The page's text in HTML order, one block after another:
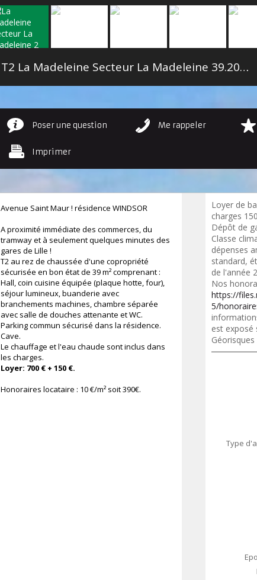
T2 La Madeleine Secteur La Madeleine 39.20 m²
Poser une question Me rappeler
Imprimer
Avenue Saint Maur ! résidence WINDSOR
A proximité immédiate des commerces, du
tramway et à seulement quelques minutes des
gares de Lille !
T2 au rez de chaussée d'une copropriété
sécurisée en bon état de 39 m² comprenant :
Hall, coin cuisine équipée (plaque hotte, four),
séjour lumineux, buanderie avec
branchements machines, chambre séparée
avec salle de douches attenante et WC.
Parking commun sécurisé dans la résidence.
Cave.
Le chauffage et l'eau chaude sont inclus dans
les charges.
Loyer: 700 € + 150 €.
Honoraires locataire : 10 €/m² soit 390€.
Loyer de
charges
Dépôt de
Classe
dépenses
standard,
de l'année
Nos
https://
5/
est exposé
Type